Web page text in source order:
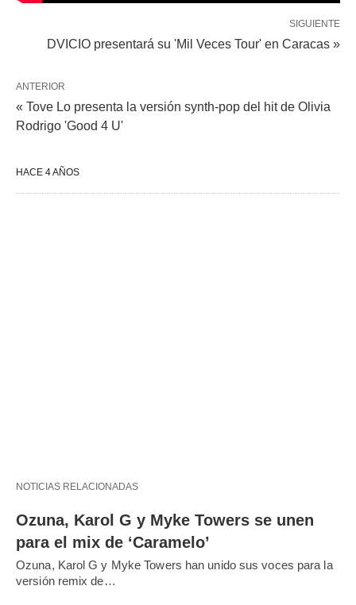
SIGUIENTE
DVICIO presentará su 'Mil Veces Tour' en Caracas »
ANTERIOR
« Tove Lo presenta la versión synth-pop del hit de Olivia
Rodrigo 'Good 4 U'
HACE 4 AÑOS
NOTICIAS RELACIONADAS
Ozuna, Karol G y Myke Towers se unen
para el mix de ‘Caramelo’
Ozuna, Karol G y Myke Towers han unido sus voces para la
versión remix de…